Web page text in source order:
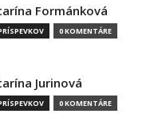
Formánková
0 KOMENTÁRE
Jurinová
0 KOMENTÁRE